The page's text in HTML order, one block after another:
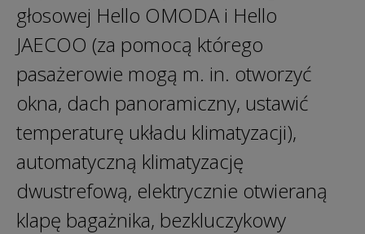
głosowej Hello OMODA i Hello
JAECOO (za pomocą którego
pasażerowie mogą m. in. otworzyć
okna, dach panoramiczny, ustawić
temperaturę układu klimatyzacji),
automatyczną klimatyzację
dwustrefową, elektrycznie otwieraną
klapę bagażnika, bezkluczykowy